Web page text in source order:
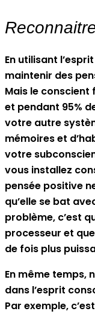
En utilisant
maintenir des
Mais le conscient
et pendant 95%
votre autre
mémoires et
votre
vous installez
pensée positive
qu’elle se bat
problème, c’est
processeur et
de fois plus
En même temps,
dans l’esprit
Par exemple,